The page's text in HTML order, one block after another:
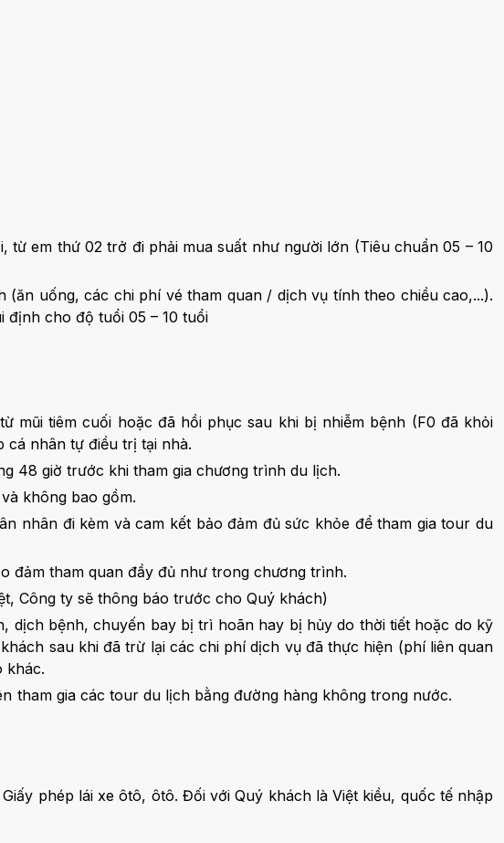
em thứ 02 trở đi phải mua suất như người lớn (Tiêu chuẩn 05 – 10
uống, các chi phí vé tham quan / dịch vụ tính theo chiều cao,...).
định cho độ tuổi 05 – 10 tuổi
mũi tiêm cuối hoặc đã hồi phục sau khi bị nhiễm bệnh (F0 đã khỏi
nhân tự điều trị tại nhà.
48 giờ trước khi tham gia chương trình du lịch.
không bao gồm.
nhân đi kèm và cam kết bảo đảm đủ sức khỏe để tham gia tour du
đảm tham quan đầy đủ như trong chương trình.
Công ty sẽ thông báo trước cho Quý khách)
dịch bệnh, chuyến bay bị trì hoãn hay bị hủy do thời tiết hoặc do kỹ
sau khi đã trừ lại các chi phí dịch vụ đã thực hiện (phí liên quan
khác.
tham gia các tour du lịch bằng đường hàng không trong nước.
phép lái xe ôtô, ôtô. Đối với Quý khách là Việt kiều, quốc tế nhập